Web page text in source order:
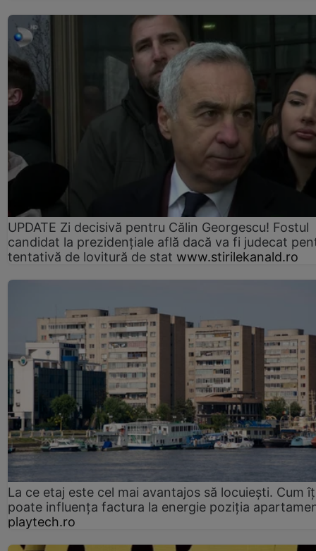
UPDATE Zi decisivă pentru Călin Georgescu! Fostul
candidat la prezidențiale află dacă va fi judecat
tentativă de lovitură de stat www.stirilekanald.ro
La ce etaj este cel mai avantajos să locuiești. Cum
poate influența factura la energie poziția
playtech.ro